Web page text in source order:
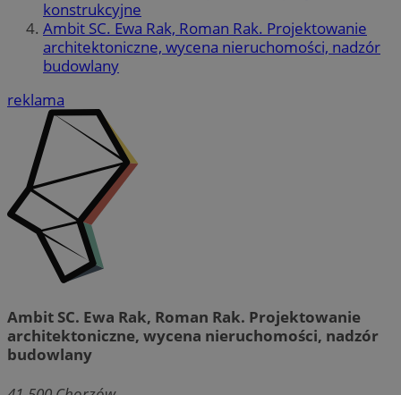
konstrukcyjne
Ambit SC. Ewa Rak, Roman Rak. Projektowanie
architektoniczne, wycena nieruchomości, nadzór
budowlany
reklama
Ambit SC. Ewa Rak, Roman Rak. Projektowanie
architektoniczne, wycena nieruchomości, nadzór
budowlany